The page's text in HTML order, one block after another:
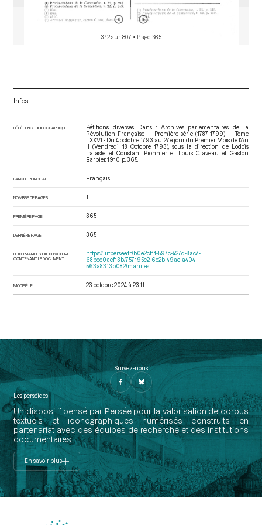
372 sur 807 • Page 365
Infos
RÉFÉRENCE BIBLIOGRAPHIQUE
Pétitions diverses. Dans : Archives parlementaires de la
Révolution Française — Première série (1787-1799) — Tome
LXXVI - Du 4 octobre 1793 au 27e jour du Premier Mois de l'An
II (Vendredi 18 Octobre 1793), sous la direction de Lodoïs
Lataste et Constant Pionnier et Louis Claveau et Gaston
Barbier. 1910. p. 365.
LANGUE PRINCIPALE Français
NOMBRE DE PAGES 1
PREMIÈRE PAGE 365
DERNIÈRE PAGE 365
URI DU MANIFEST IIIF DU VOLUME
CONTENANT LE DOCUMENT
https://iiif.persee.fr/b0e2cf11-597c-427d-8ac7-
68bcc0acf13b/757195c2-6c2b-49ae-a404-
563a8313b082/manifest
MODIFIÉ LE 23 octobre 2024 à 23:11
Suivez-nous
Les perséides
Un dispositif pensé par Persée pour la valorisation de corpus
textuels et iconographiques numérisés construits en
partenariat avec des équipes de recherche et des institutions
documentaires.
En savoir plus